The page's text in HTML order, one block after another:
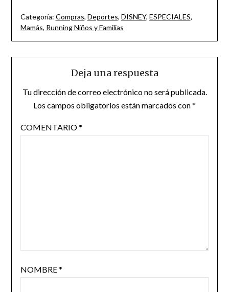
Categoría: Compras, Deportes, DISNEY, ESPECIALES,
Mamás, Running Niños y Familias
Deja una respuesta
Tu dirección de correo electrónico no será publicada.
Los campos obligatorios están marcados con*
COMENTARIO*
NOMBRE*